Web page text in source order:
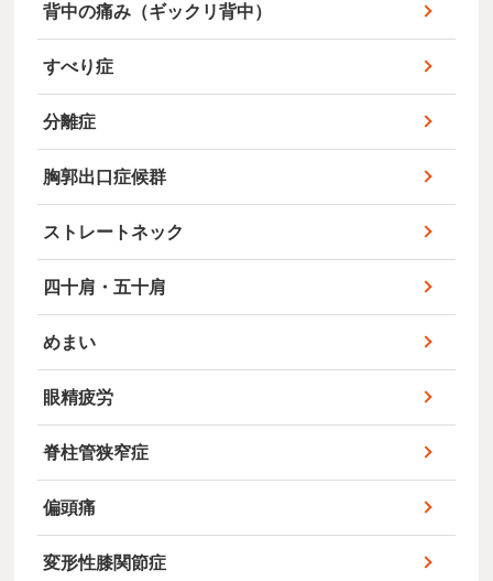
背中の痛み（ギックリ背中）
すべり症
分離症
胸郭出口症候群
ストレートネック
四十肩・五十肩
めまい
眼精疲労
脊柱管狭窄症
偏頭痛
変形性膝関節症